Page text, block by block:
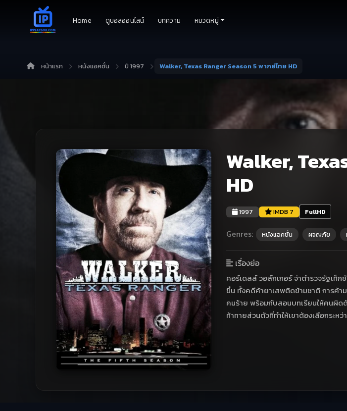
Home ดูบอลออนไลน์ บทความ หมวดหมู่
หน้าแรก หนังแอคชั่น ปี 1997 Walker, Texas Ranger Season 5 พากย์ไทย HD
Walker,
HD
1997 IMDB 7 FullHD
Genres: หนังแอคชั่น ผจญภัย
เรื่องย่อ
คอร์เดลล์ วอล์กเกอร์ จ่าตำรวจรัฐเ
ขึ้น ทั้งคดีค้ายาเสพติดข้ามชาติ การค้า
คนร้าย พร้อมกับสอนบทเรียนให้คนผิด
ท้าทายส่วนตัวที่ทำให้เขาต้องเลือกระหว่